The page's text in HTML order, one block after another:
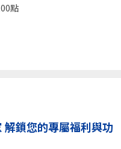
點
解鎖您的專屬福利與功